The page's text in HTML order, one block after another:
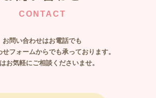
CONTACT
お問い合わせはお電話でも
せフォームからでも承っております。
お気軽にご相談くださいませ。